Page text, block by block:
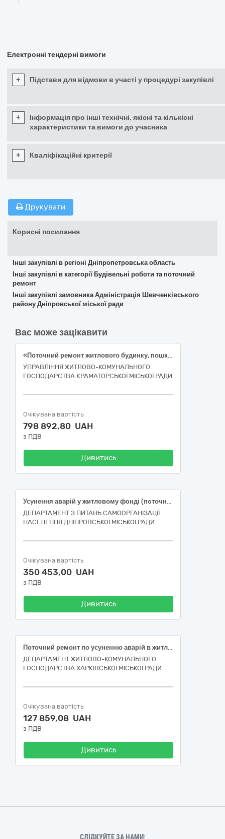
Електронні тендерні вимоги
+ Підстави для відмови в участі у процедурі закупівлі
+
Інформація про інші технічні, якісні та кількісні
характеристики та вимоги до учасника
+ Кваліфікаційні критерії
Друкувати
Корисні посилання
Інші закупівлі в регіоні Дніпропетровська область
Інші закупівлі в категорії Будівельні роботи та поточний
ремонт
Інші закупівлі замовника Адміністрація Шевченківського
району Дніпровської міської ради
Вас може зацікавити
«Поточний ремонт житлового будинку, пошкодженого внаслідок збройної агресії, за адресою: вул. Василя Стуса, 67, в м. Краматорськ, Донецької області», (ДК 021:2015: 45260000-7 Покрівельні роботи та інші спеціалізовані будівельні роботи)
УПРАВЛІННЯ ЖИТЛОВО-КОМУНАЛЬНОГО
ГОСПОДАРСТВА КРАМАТОРСЬКОЇ МІСЬКОЇ РАДИ
Очікувана вартість
798 892,80 UAH
з ПДВ
Дивитись
Усyнення авaрій у житлoвому фoнді (пoточний ремoнт пoкрівлі у житлoвому бyдинку за aдресою: шoсе Дoнецьке, бyд. 110, пiд'їзди 3, 4, м. Днiпро)
ДЕПАРТАМЕНТ З ПИТАНЬ САМООРГАНІЗАЦІЇ
НАСЕЛЕННЯ ДНІПРОВСЬКОЇ МІСЬКОЇ РАДИ
Очікувана вартість
350 453,00 UAH
з ПДВ
Дивитись
Поточний ремонт по усуненню аварій в житловому фонді багатоквартирного будинку за адресою: вулиця Алчевських, 1, місто Харків (код ДК 021:2015-45260000-7 Покрівельні роботи та інші спеціалізовані будівельні роботи)
ДЕПАРТАМЕНТ ЖИТЛОВО-КОМУНАЛЬНОГО
ГОСПОДАРСТВА ХАРКІВСЬКОЇ МІСЬКОЇ РАДИ
Очікувана вартість
127 859,08 UAH
з ПДВ
Дивитись
СЛІДКУЙТЕ ЗА НАМИ: